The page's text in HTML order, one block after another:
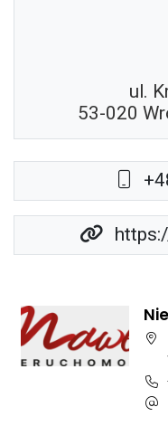
ul.
53-020